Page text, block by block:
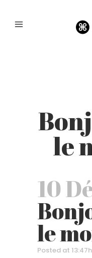
le
10
le
Posted at 13:47h